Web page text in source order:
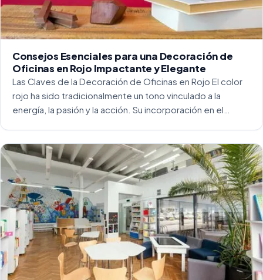
Consejos Esenciales para una Decoración de
Oficinas en Rojo Impactante y Elegante
Las Claves de la Decoración de Oficinas en Rojo El color
rojo ha sido tradicionalmente un tono vinculado a la
energía, la pasión y la acción. Su incorporación en el